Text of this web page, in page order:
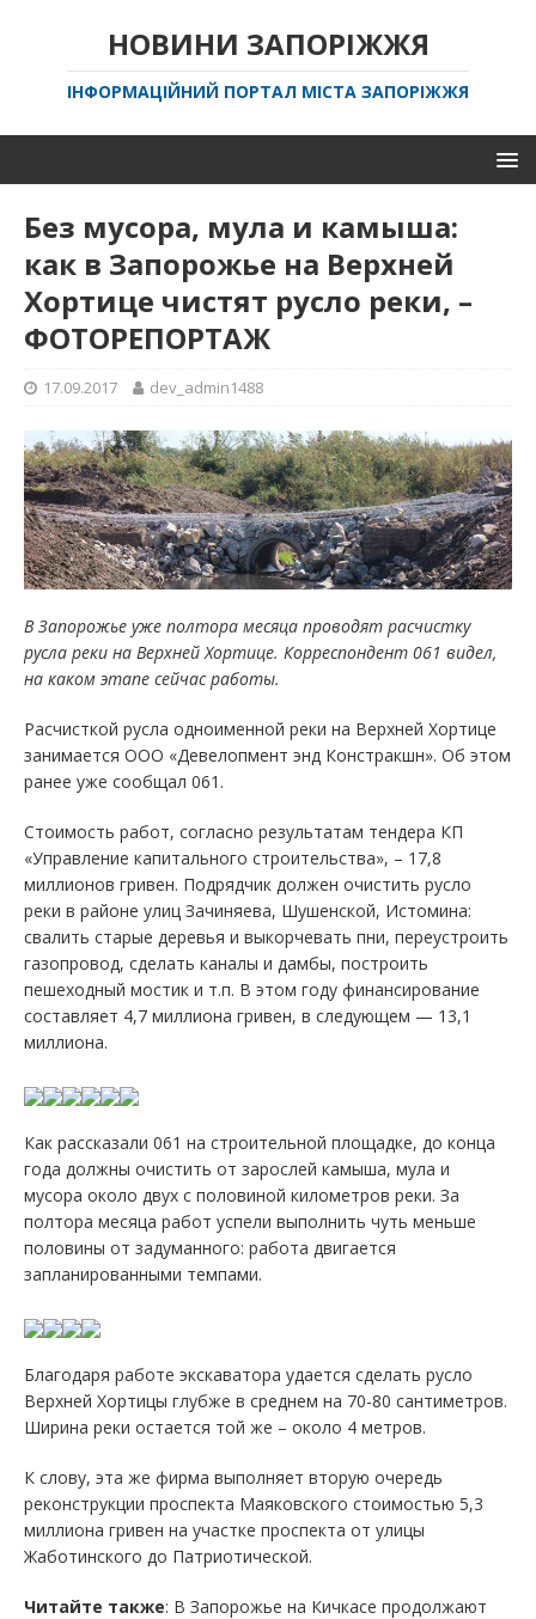
НОВИНИ ЗАПОРІЖЖЯ
ІНФОРМАЦІЙНИЙ ПОРТАЛ МІСТА ЗАПОРІЖЖЯ
Без мусора, мула и камыша:
как в Запорожье на Верхней
Хортице чистят русло реки, –
ФОТОРЕПОРТАЖ
17.09.2017 dev_admin1488
В Запорожье уже полтора месяца проводят расчистку
русла реки на Верхней Хортице. Корреспондент 061 видел,
на каком этапе сейчас работы.
Расчисткой русла одноименной реки на Верхней Хортице
занимается ООО «Девелопмент энд Констракшн». Об этом
ранее уже сообщал 061.
Стоимость работ, согласно результатам тендера КП
«Управление капитального строительства», – 17,8
миллионов гривен. Подрядчик должен очистить русло
реки в районе улиц Зачиняева, Шушенской, Истомина:
свалить старые деревья и выкорчевать пни, переустроить
газопровод, сделать каналы и дамбы, построить
пешеходный мостик и т.п. В этом году финансирование
составляет 4,7 миллиона гривен, в следующем — 13,1
миллиона.
Как рассказали 061 на строительной площадке, до конца
года должны очистить от зарослей камыша, мула и
мусора около двух с половиной километров реки. За
полтора месяца работ успели выполнить чуть меньше
половины от задуманного: работа двигается
запланированными темпами.
Благодаря работе экскаватора удается сделать русло
Верхней Хортицы глубже в среднем на 70-80 сантиметров.
Ширина реки остается той же – около 4 метров.
К слову, эта же фирма выполняет вторую очередь
реконструкции проспекта Маяковского стоимостью 5,3
миллиона гривен на участке проспекта от улицы
Жаботинского до Патриотической.
Читайте также: В Запорожье на Кичкасе продолжают